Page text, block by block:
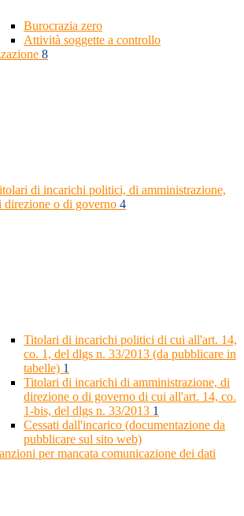
Burocrazia zero
Attività soggette a controllo
8
di incarichi politici, di amministrazione,
direzione o di governo 4
Titolari di incarichi politici di cui all'art. 14,
co. 1, del dlgs n. 33/2013 (da pubblicare in
tabelle) 1
Titolari di incarichi di amministrazione, di
direzione o di governo di cui all'art. 14, co.
1-bis, del dlgs n. 33/2013 1
Cessati dall'incarico (documentazione da
pubblicare sul sito web)
per mancata comunicazione dei dati